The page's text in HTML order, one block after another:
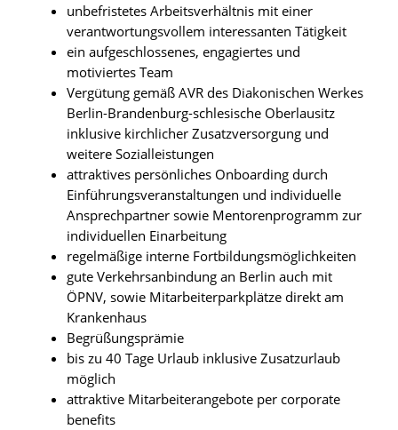
unbefristetes Arbeitsverhältnis mit einer
verantwortungsvollem interessanten Tätigkeit
ein aufgeschlossenes, engagiertes und
motiviertes Team
Vergütung gemäß AVR des Diakonischen Werkes
Berlin-Brandenburg-schlesische Oberlausitz
inklusive kirchlicher Zusatzversorgung und
weitere Sozialleistungen
attraktives persönliches Onboarding durch
Einführungsveranstaltungen und individuelle
Ansprechpartner sowie Mentorenprogramm zur
individuellen Einarbeitung
regelmäßige interne Fortbildungsmöglichkeiten
gute Verkehrsanbindung an Berlin auch mit
ÖPNV, sowie Mitarbeiterparkplätze direkt am
Krankenhaus
Begrüßungsprämie
bis zu 40 Tage Urlaub inklusive Zusatzurlaub
möglich
attraktive Mitarbeiterangebote per corporate
benefits